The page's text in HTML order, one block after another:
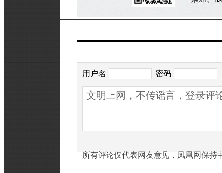
用户名 密码
所有评论仅代表网友意见，凤凰网保持